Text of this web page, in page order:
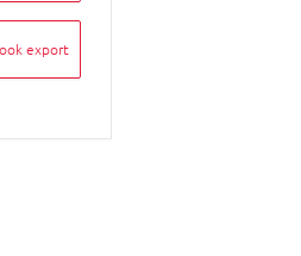
export